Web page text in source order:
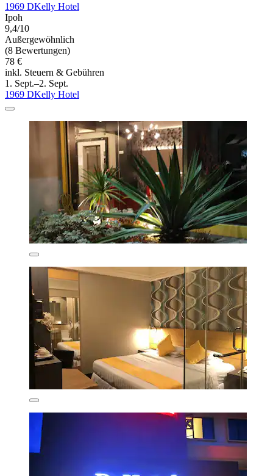
1969 DKelly Hotel
Ipoh
9,4/10
Außergewöhnlich
(8 Bewertungen)
78 €
inkl. Steuern & Gebühren
1. Sept.–2. Sept.
1969 DKelly Hotel